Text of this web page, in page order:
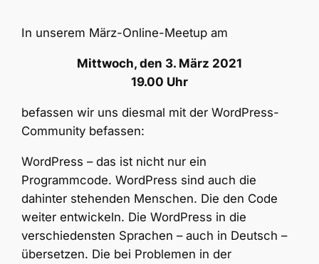
In unserem März-Online-Meetup am
Mittwoch, den 3. März 2021
19.00 Uhr
befassen wir uns diesmal mit der WordPress-
Community befassen:
WordPress – das ist nicht nur ein
Programmcode. WordPress sind auch die
dahinter stehenden Menschen. Die den Code
weiter entwickeln. Die WordPress in die
verschiedensten Sprachen – auch in Deutsch –
übersetzen. Die bei Problemen in der